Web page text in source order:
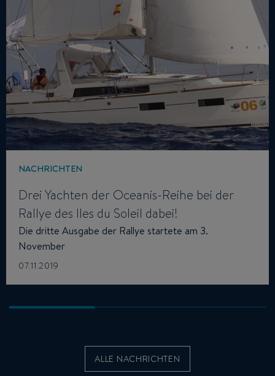
NACHRICHTEN
Drei Yachten der Oceanis-Reihe bei der
Rallye des Iles du Soleil dabei!
Die dritte Ausgabe der Rallye startete am 3.
November
07.11.2019
ALLE NACHRICHTEN